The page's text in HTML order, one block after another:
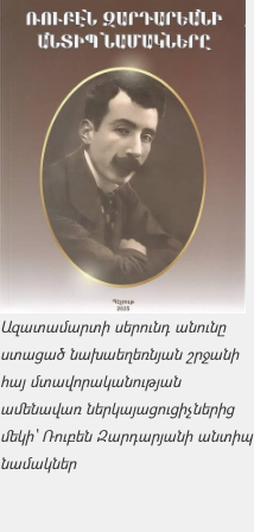
Ազատամարտի սերունդ անունը
ստացած նախաեղեռնյան շրջանի
հայ մտավորականության
ամենավառ ներկայացուցիչներից
մեկի՝ Ռուբեն Զարդարյանի անտիպ
նամակներ